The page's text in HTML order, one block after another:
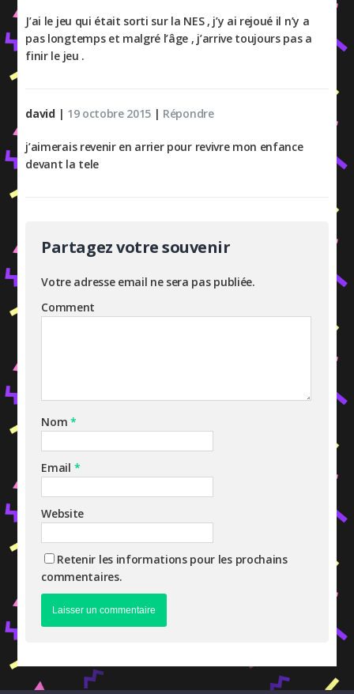
J’ai le jeu qui était sorti sur la NES , j’y ai rejoué il n’y a
pas longtemps et malgré l’âge , j’arrive toujours pas a
finir le jeu .
david | 19 octobre 2015 | Répondre
j’aimerais revenir en arrier pour revivre mon enfance
devant la tele
Partagez votre souvenir
Votre adresse email ne sera pas publiée.
Comment
Nom*
Email *
Website
Retenir les informations pour les prochains
commentaires.